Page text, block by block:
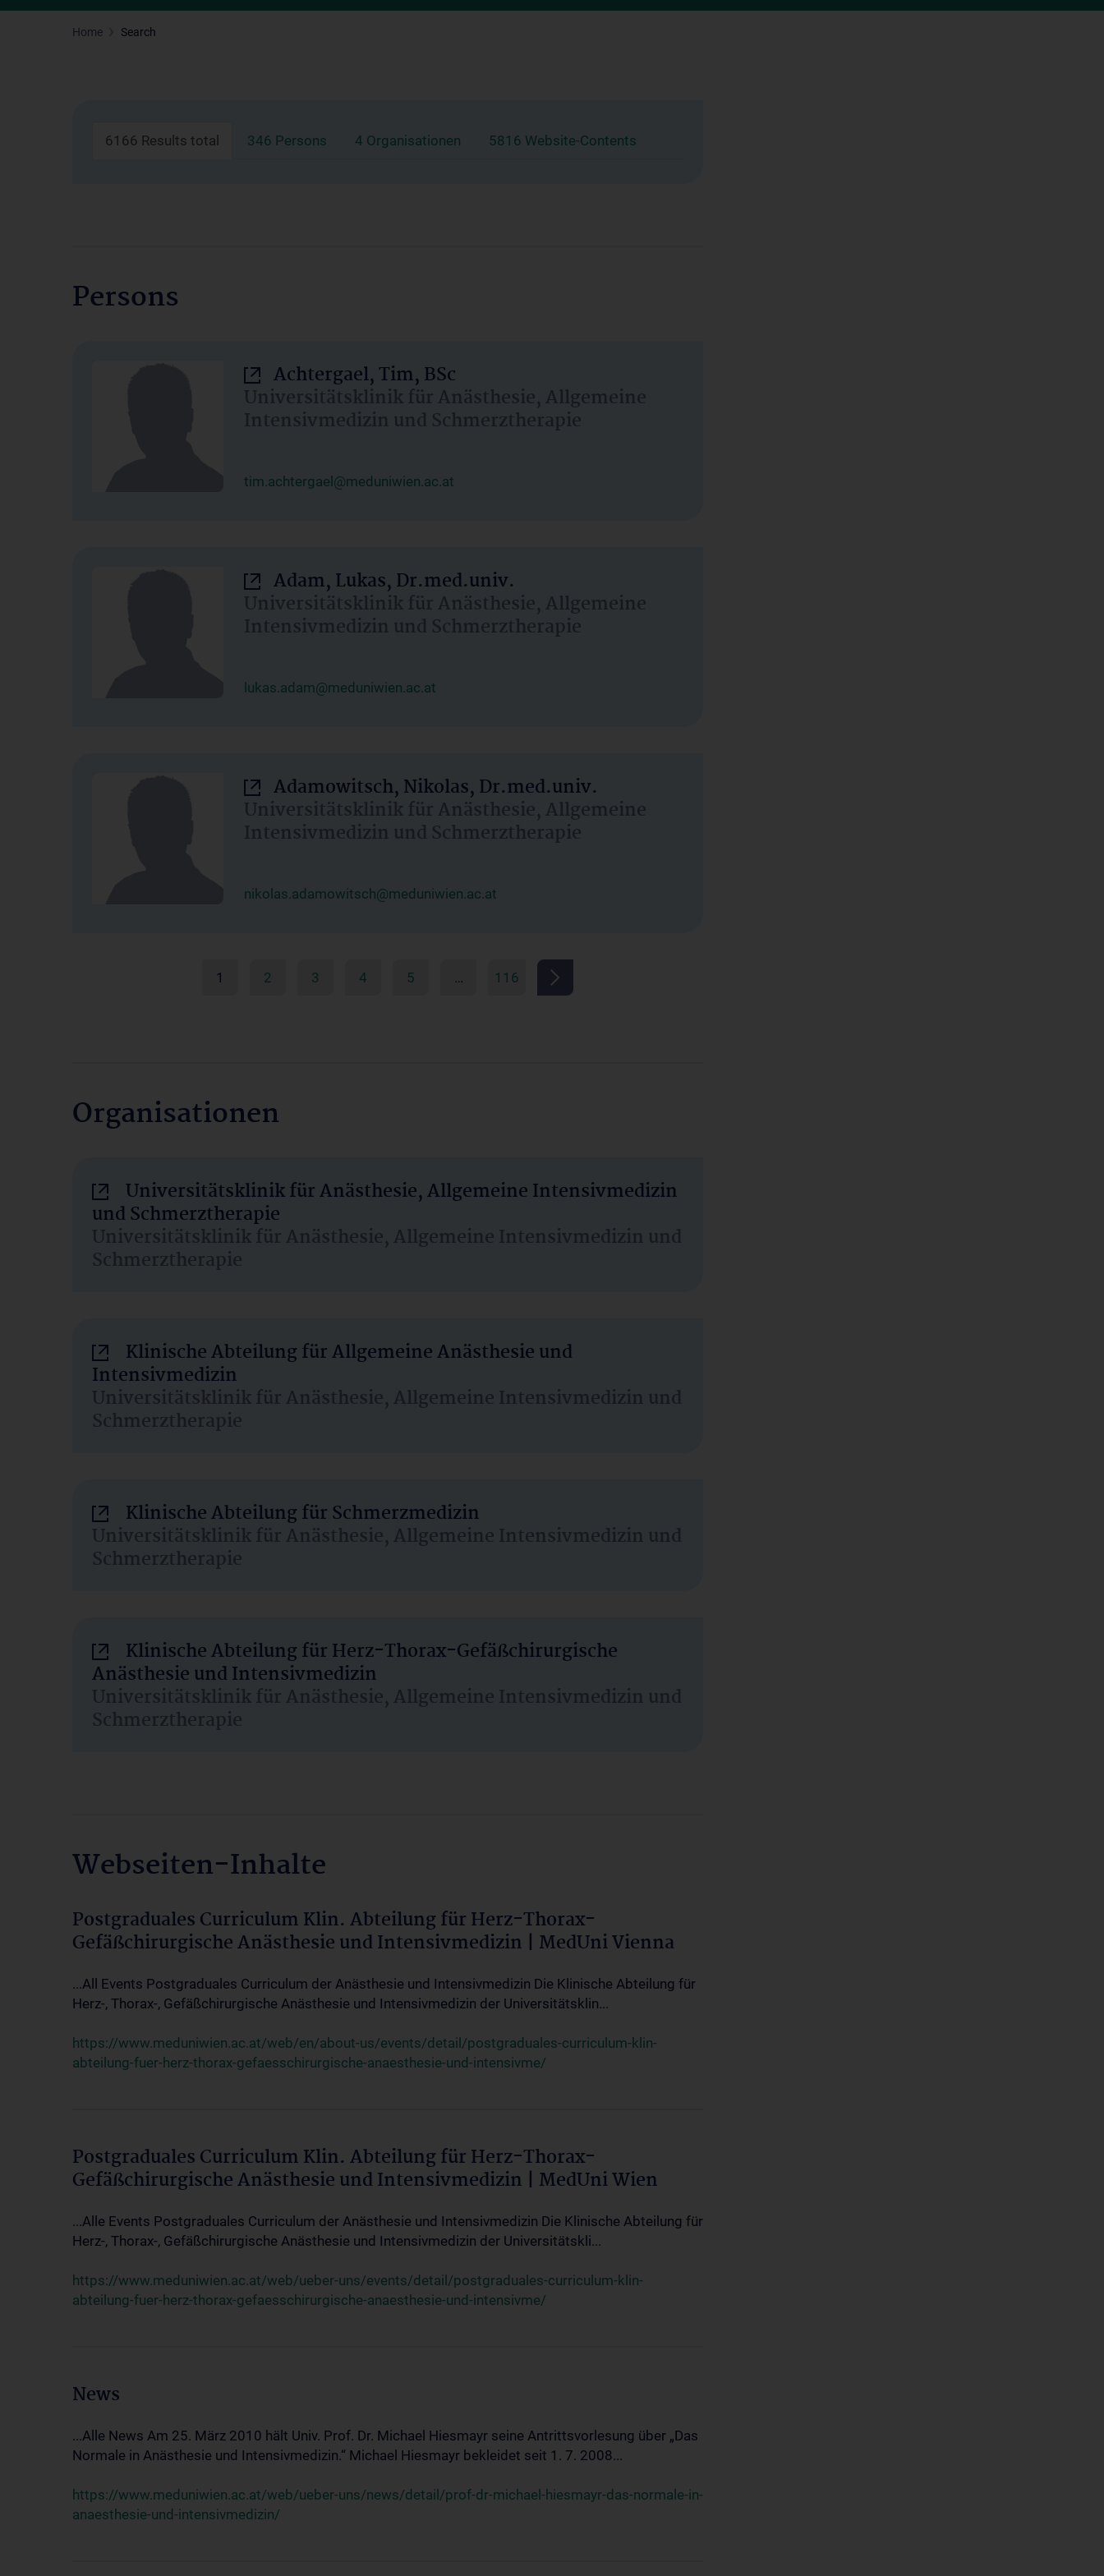
Home Search
6166 Results total 346 Persons 4 Organisationen 5816 Website-Contents
Persons
Achtergael, Tim, BSc
Universitätsklinik für Anästhesie, Allgemeine
Intensivmedizin und Schmerztherapie
tim.achtergael@meduniwien.ac.at
Adam, Lukas, Dr.med.univ.
Universitätsklinik für Anästhesie, Allgemeine
Intensivmedizin und Schmerztherapie
lukas.adam@meduniwien.ac.at
Adamowitsch, Nikolas, Dr.med.univ.
Universitätsklinik für Anästhesie, Allgemeine
Intensivmedizin und Schmerztherapie
nikolas.adamowitsch@meduniwien.ac.at
1 2 3 4 5 … 116
Organisationen
Universitätsklinik für Anästhesie, Allgemeine Intensivmedizin
und Schmerztherapie
Universitätsklinik für Anästhesie, Allgemeine Intensivmedizin und
Schmerztherapie
Klinische Abteilung für Allgemeine Anästhesie und
Intensivmedizin
Universitätsklinik für Anästhesie, Allgemeine Intensivmedizin und
Schmerztherapie
Klinische Abteilung für Schmerzmedizin
Universitätsklinik für Anästhesie, Allgemeine Intensivmedizin und
Schmerztherapie
Klinische Abteilung für Herz-Thorax-Gefäßchirurgische
Anästhesie und Intensivmedizin
Universitätsklinik für Anästhesie, Allgemeine Intensivmedizin und
Schmerztherapie
Webseiten-Inhalte
Postgraduales Curriculum Klin. Abteilung für Herz-Thorax-
Gefäßchirurgische Anästhesie und Intensivmedizin | MedUni Vienna
...All Events Postgraduales Curriculum der Anästhesie und Intensivmedizin Die Klinische Abteilung für
Herz-, Thorax-, Gefäßchirurgische Anästhesie und Intensivmedizin der Universitätsklin...
https://www.meduniwien.ac.at/web/en/about-us/events/detail/postgraduales-curriculum-klin-
abteilung-fuer-herz-thorax-gefaesschirurgische-anaesthesie-und-intensivme/
Postgraduales Curriculum Klin. Abteilung für Herz-Thorax-
Gefäßchirurgische Anästhesie und Intensivmedizin | MedUni Wien
...Alle Events Postgraduales Curriculum der Anästhesie und Intensivmedizin Die Klinische Abteilung für
Herz-, Thorax-, Gefäßchirurgische Anästhesie und Intensivmedizin der Universitätskli...
https://www.meduniwien.ac.at/web/ueber-uns/events/detail/postgraduales-curriculum-klin-
abteilung-fuer-herz-thorax-gefaesschirurgische-anaesthesie-und-intensivme/
News
...Alle News Am 25. März 2010 hält Univ. Prof. Dr. Michael Hiesmayr seine Antrittsvorlesung über „Das
Normale in Anästhesie und Intensivmedizin.“ Michael Hiesmayr bekleidet seit 1. 7. 2008...
https://www.meduniwien.ac.at/web/ueber-uns/news/detail/prof-dr-michael-hiesmayr-das-normale-in-
anaesthesie-und-intensivmedizin/